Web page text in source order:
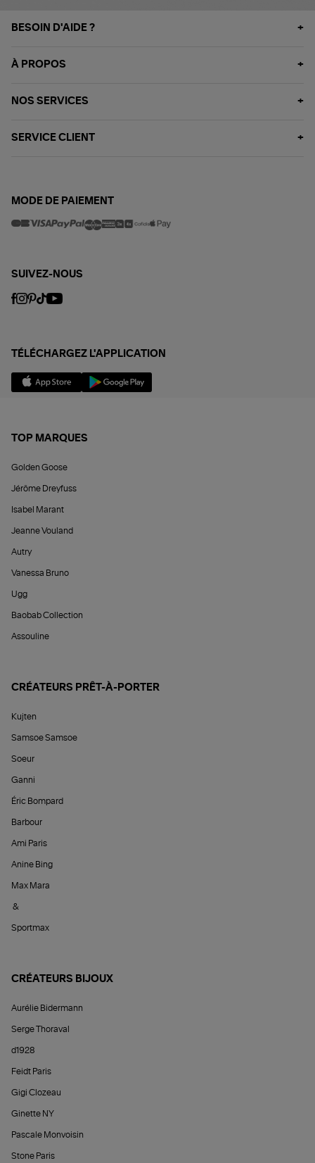
BESOIN D'AIDE ?
À PROPOS
NOS SERVICES
SERVICE CLIENT
MODE DE PAIEMENT
SUIVEZ-NOUS
TÉLÉCHARGEZ L'APPLICATION
TOP MARQUES
Golden Goose
Jérôme Dreyfuss
Isabel Marant
Jeanne Vouland
Autry
Vanessa Bruno
Ugg
Baobab Collection
Assouline
CRÉATEURS PRÊT-À-PORTER
Kujten
Samsoe Samsoe
Soeur
Ganni
Éric Bompard
Barbour
Ami Paris
Anine Bing
Max Mara
&
Sportmax
CRÉATEURS BIJOUX
Aurélie Bidermann
Serge Thoraval
d1928
Feidt Paris
Gigi Clozeau
Ginette NY
Pascale Monvoisin
Stone Paris